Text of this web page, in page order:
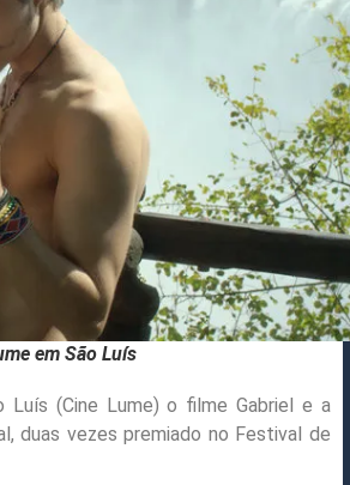
em São Luís
(Cine Lume) o filme Gabriel e a
duas vezes premiado no Festival de